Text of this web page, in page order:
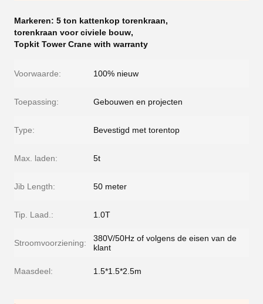
Markeren: 5 ton kattenkop torenkraan,
torenkraan voor civiele bouw,
Topkit Tower Crane with warranty
Voorwaarde: 100% nieuw
Toepassing: Gebouwen en projecten
Type: Bevestigd met torentop
Max. laden: 5t
Jib Length: 50 meter
Tip. Laad.: 1.0T
Stroomvoorziening:
380V/50Hz of volgens de eisen van de
klant
Maasdeel: 1.5*1.5*2.5m